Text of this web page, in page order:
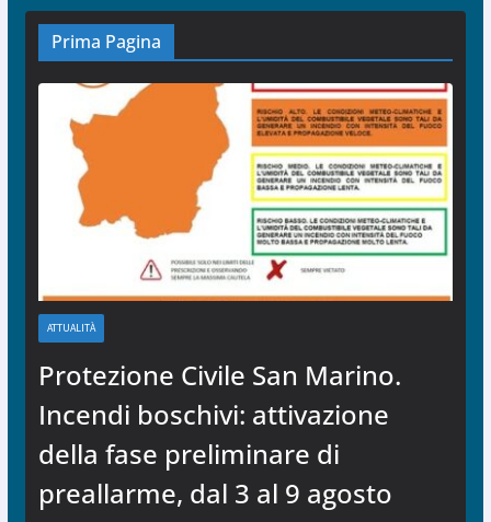
Prima Pagina
ATTUALITÀ
Protezione Civile San Marino.
Incendi boschivi: attivazione
della fase preliminare di
preallarme, dal 3 al 9 agosto